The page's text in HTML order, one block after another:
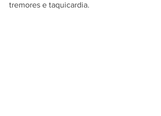
tremores e taquicardia.